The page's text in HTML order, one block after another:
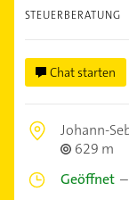
STEUERBERATUNG
Chat starten
Johann-
629 m
Geöffnet –